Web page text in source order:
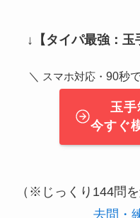
↓ 【タイパ最強：
＼ スマホ対応・ 90秒
玉手
今すぐ
（※じっくり144問
去問・